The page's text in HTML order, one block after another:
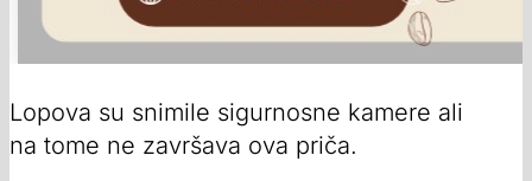
Lopova su snimile sigurnosne kamere ali
na tome ne završava ova priča.